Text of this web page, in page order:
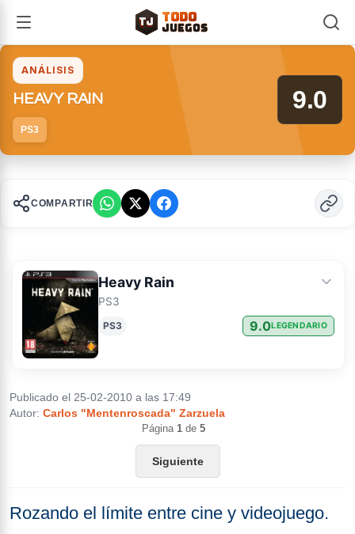
TJ
TJ TODO
JUEGOS
ANÁLISIS
HEAVY RAIN
PS3
9.0
COMPARTIR
Heavy Rain
PS3
PS3 9.0LEGENDARIO
Ficha
Publicado el 25-02-2010 a las 17:49
Autor: Carlos "Mentenroscada" Zarzuela
Página 1 de 5
Siguiente
Rozando el límite entre cine y videojuego.